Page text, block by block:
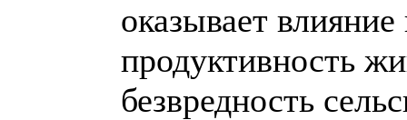
оказывает
продуктивность
безвредность